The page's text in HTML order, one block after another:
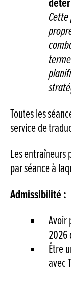
Toutes les
service de
Les entraîneurs
par séance à
Admissibilité :
Avoir
2026
Être
avec